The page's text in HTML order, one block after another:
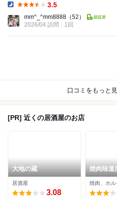
3.5
mm^_^mm8888 （52）
2026/04 訪問
1回
口コミをもっと
[PR] 近くの居酒屋のお店
大地の蔵
居酒屋
3.08
焼肉味道
焼肉、ホ